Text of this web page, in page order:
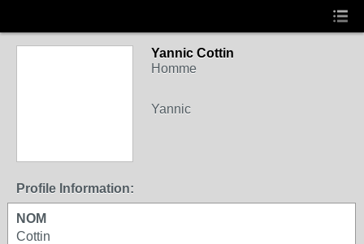
Yannic Cottin
Homme
Yannic
Profile Information:
NOM
Cottin